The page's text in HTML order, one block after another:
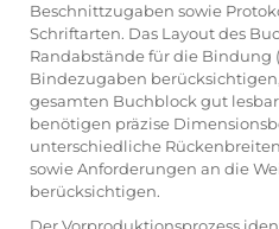
Beschnittzugaben sowie
Schriftarten. Das Layout des
Randabstände für die Bindung
Bindezugaben
gesamten Buchblock gut
benötigen präzise
unterschiedliche
sowie Anforderungen an die
berücksichtigen.